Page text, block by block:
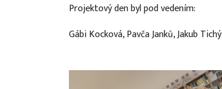
Projektový den byl pod vedením:
Gábi Kocková, Pavča Janků, Jakub Tichý